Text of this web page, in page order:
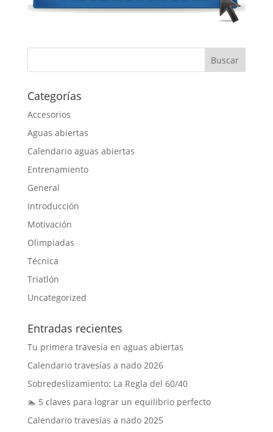
Categorías
Accesorios
Aguas abiertas
Calendario aguas abiertas
Entrenamiento
General
Introducción
Motivación
Olimpiadas
Técnica
Triatlón
Uncategorized
Entradas recientes
Tu primera travesía en aguas abiertas
Calendario travesías a nado 2026
Sobredeslizamiento: La Regla del 60/40
🏊 5 claves para lograr un equilibrio perfecto
Calendario travesías a nado 2025